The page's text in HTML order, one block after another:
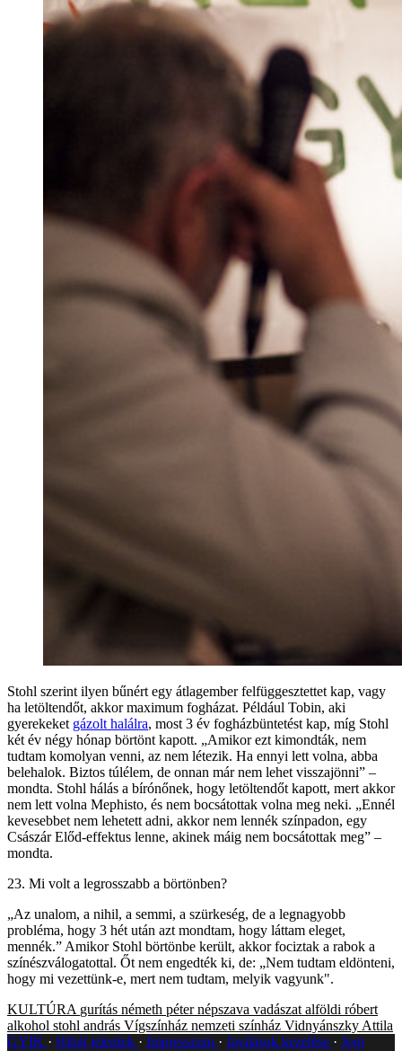
Stohl szerint ilyen bűnért egy átlagember felfüggesztettet kap, vagy
ha letöltendőt, akkor maximum fogházat. Például Tobin, aki
gyerekeket gázolt halálra, most 3 év fogházbüntetést kap, míg Stohl
két év négy hónap börtönt kapott. „Amikor ezt kimondták, nem
tudtam komolyan venni, az nem létezik. Ha ennyi lett volna, abba
belehalok. Biztos túlélem, de onnan már nem lehet visszajönni” –
mondta. Stohl hálás a bírónőnek, hogy letöltendőt kapott, mert akkor
nem lett volna Mephisto, és nem bocsátottak volna meg neki. „Ennél
kevesebbet nem lehetett adni, akkor nem lennék színpadon, egy
Császár Előd-effektus lenne, akinek máig nem bocsátottak meg” –
mondta.
23. Mi volt a legrosszabb a börtönben?
„Az unalom, a nihil, a semmi, a szürkeség, de a legnagyobb
probléma, hogy 3 hét után azt mondtam, hogy láttam eleget,
mennék.” Amikor Stohl börtönbe került, akkor fociztak a rabok a
színészválogatottal. Őt nem engedték ki, de: „Nem tudtam eldönteni,
hogy mi vezettünk-e, mert nem tudtam, melyik vagyunk".
KULTÚRA gurítás németh péter népszava vadászat alföldi róbert
alkohol stohl andrás Vígszínház nemzeti színház Vidnyánszky Attila
GYIK
Hibát jelentek Impresszum Javítások kezelése
Jogi